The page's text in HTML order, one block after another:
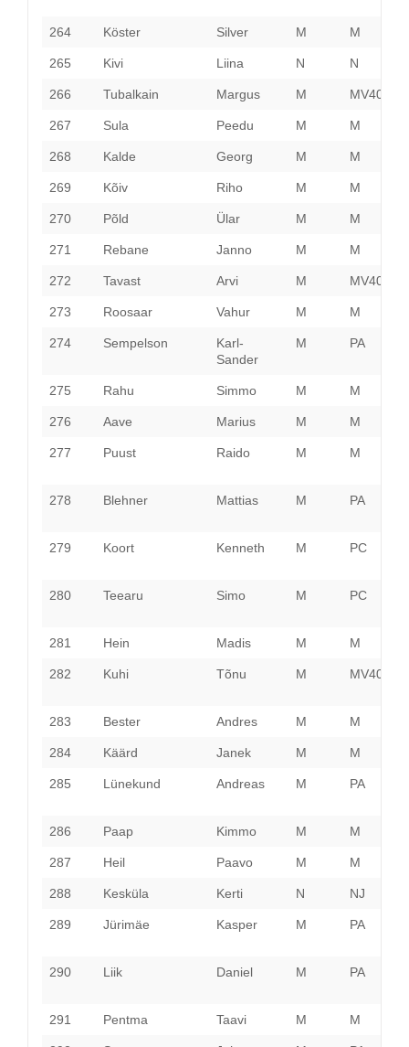
264 Köster Silver M M
265 Kivi Liina N N
266 Tubalkain Margus M MV40
267 Sula Peedu M M
268 Kalde Georg M M
269 Kõiv Riho M M
270 Põld Ülar M M
271 Rebane Janno M M
272 Tavast Arvi M MV40
273 Roosaar Vahur M M
274 Sempelson
Karl-
Sander
M PA
275 Rahu Simmo M M
276 Aave Marius M M
277 Puust Raido M M
278 Blehner Mattias M PA
279 Koort Kenneth M PC
280 Teearu Simo M PC
281 Hein Madis M M
282 Kuhi Tõnu M MV40
283 Bester Andres M M
284 Käärd Janek M M
285 Lünekund Andreas M PA
286 Paap Kimmo M M
287 Heil Paavo M M
288 Kesküla Kerti N NJ
289 Jürimäe Kasper M PA
290 Liik Daniel M PA
291 Pentma Taavi M M